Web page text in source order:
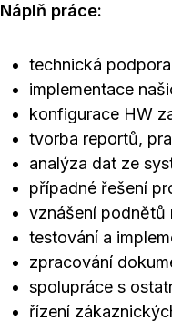
Náplň práce:
technická
implementace
konfigurace HW
tvorba reportů,
analýza dat ze
případné řešení
vznášení podnětů
testování a
zpracování
spolupráce s
řízení